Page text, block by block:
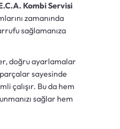
Kombi Servisi
zamanında
sağlamanıza
doğru ayarlamalar
parçalar sayesinde
çalışır. Bu da hem
sağlar hem